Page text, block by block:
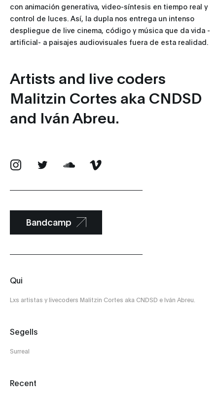
con animación generativa, video-síntesis en tiempo real y
control de luces. Así, la dupla nos entrega un intenso
despliegue de live cinema, código y música que da vida -
artificial- a paisajes audiovisuales fuera de esta realidad.
Artists and live coders
Malitzin Cortes aka CNDSD
and Iván Abreu.
Bandcamp
Qui
Lxs artistas y livecoders Malitzin Cortes aka CNDSD e Iván Abreu.
Segells
Surreal
Recent